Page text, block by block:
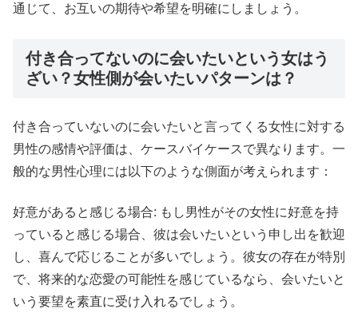
通じて、お互いの期待や希望を明確にしましょう。
付き合ってないのに会いたいという女はう
ざい？女性側が会いたいパターンは？
付き合っていないのに会いたいと言ってくる女性に対する
男性の感情や評価は、ケースバイケースで異なります。一
般的な男性心理には以下のような側面が考えられます：
好意があると感じる場合: もし男性がその女性に好意を持
っていると感じる場合、彼は会いたいという申し出を歓迎
し、喜んで応じることが多いでしょう。彼女の存在が特別
で、将来的な恋愛の可能性を感じているなら、会いたいと
いう要望を素直に受け入れるでしょう。